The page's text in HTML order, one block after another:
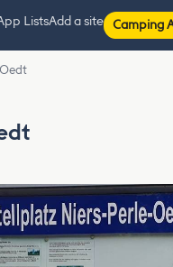
ListsAdd a site Camping